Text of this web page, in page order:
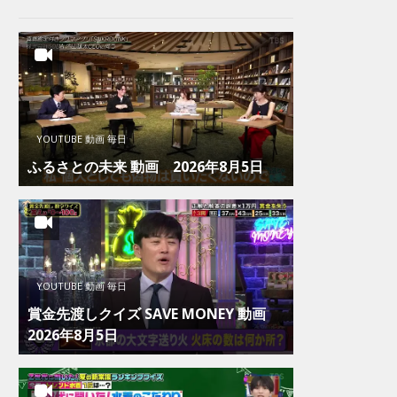
YOUTUBE 動画 毎日
ふるさとの未来 動画 2026年8月5日
YOUTUBE 動画 毎日
賞金先渡しクイズ SAVE MONEY 動画
2026年8月5日